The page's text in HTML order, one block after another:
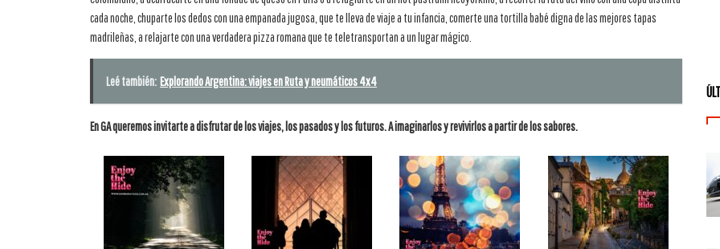
cada noche, chuparte los dedos con una empanada jugosa, que te lleva de viaje a tu infancia, comerte una tortilla babé digna de las mejores tapas
madrileñas, a relajarte con una verdadera pizza romana que te teletransportan a un lugar mágico.
Leé también: Explorando Argentina: viajes en Ruta y neumáticos 4x4
En GA queremos invitarte a disfrutar de los viajes, los pasados y los futuros. A imaginarlos y revivirlos a partir de los sabores.